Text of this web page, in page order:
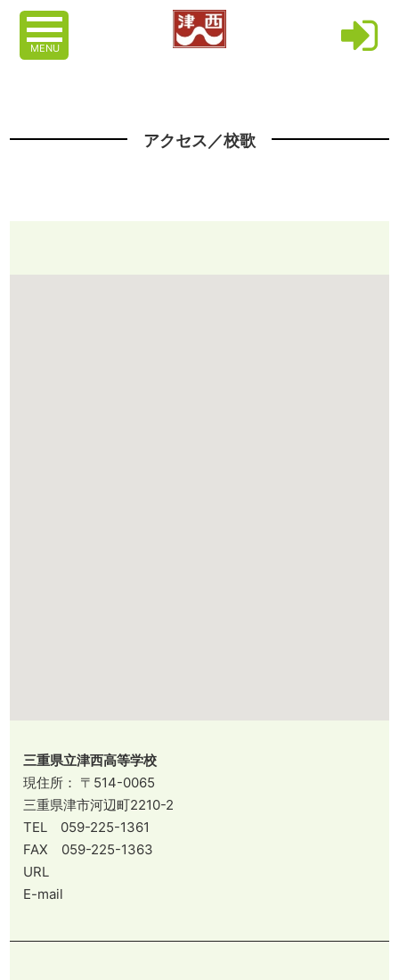
MENU
アクセス／校歌
三重県立津西高等学校
現住所： 〒514-0065
三重県津市河辺町2210-2
TEL 059-225-1361
FAX 059-225-1363
URL
E-mail